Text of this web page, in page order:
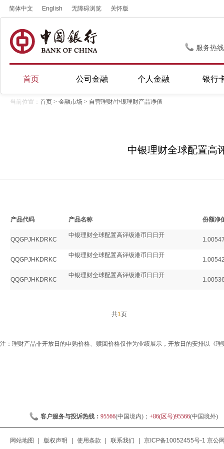
简体中文 English 无障碍浏览 关怀版
服务热
首页 公司金融 个人金融 银行
当前位置： 首页 > 金融市场 > 自营理财/中银理财产品净值
中银理财全球配置高
产品代码 产品名称 份额净
QQGPJHKDRKC
中银理财全球配置高评级港币日日开
QQGPJHKDRKC
中银理财全球配置高评级港币日日开
QQGPJHKDRKC
中银理财全球配置高评级港币日日开
共1页
注：理财产品非开放日的申购价格、赎回价格仅作为业绩展示，开放日的安排以《
客户服务与投诉热线： 95566(中国境内)； +86(区号)95566(中国境外)
网站地图 版权声明 使用条款 联系我们 京ICP备10052455号-1 京公